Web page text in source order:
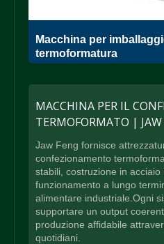
Macchina per
termoformatura
MACCHINA PER IL
TERMOFORMATO | JAW
Jaw Feng fornisce
confezionamento
stabili, costruzione in acciaio
funzionamento a lungo
alimentare industriale.Ogni
supportare un output
produzione affidabile
quotidiani.